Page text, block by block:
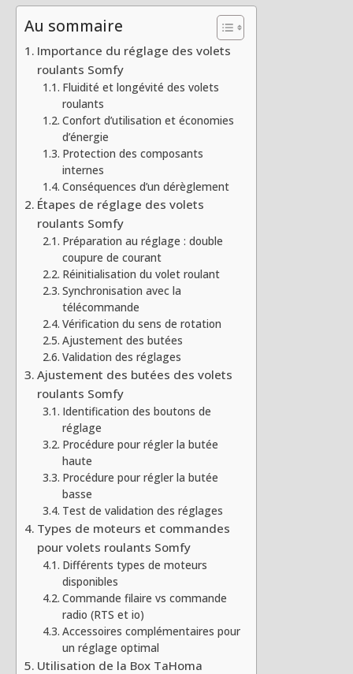
Au sommaire
Importance du réglage des volets
roulants Somfy
Fluidité et longévité des volets
roulants
Confort d’utilisation et économies
d’énergie
Protection des composants
internes
Conséquences d’un dérèglement
Étapes de réglage des volets
roulants Somfy
Préparation au réglage : double
coupure de courant
Réinitialisation du volet roulant
Synchronisation avec la
télécommande
Vérification du sens de rotation
Ajustement des butées
Validation des réglages
Ajustement des butées des volets
roulants Somfy
Identification des boutons de
réglage
Procédure pour régler la butée
haute
Procédure pour régler la butée
basse
Test de validation des réglages
Types de moteurs et commandes
pour volets roulants Somfy
Différents types de moteurs
disponibles
Commande filaire vs commande
radio (RTS et io)
Accessoires complémentaires pour
un réglage optimal
Utilisation de la Box TaHoma